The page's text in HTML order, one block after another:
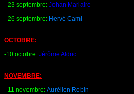
- 23 septembre: Johan Marlaire
- 26 septembre: Hervé Cami
OCTOBRE:
-10 octobre:Jérôme Aldric
NOVEMBRE:
- 11 novembre: Aurélien Robin